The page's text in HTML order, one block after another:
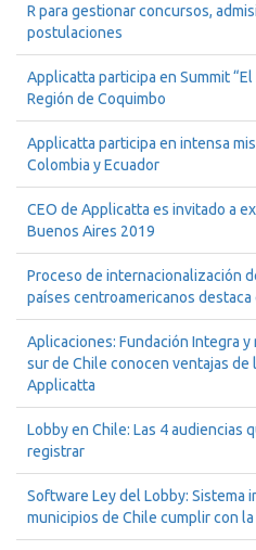
R para gestionar concursos,
postulaciones
Applicatta participa en Summit
Región de Coquimbo
Applicatta participa en intensa
Colombia y Ecuador
CEO de Applicatta es invitado a
Buenos Aires 2019
Proceso de internacionalización
países centroamericanos
Aplicaciones: Fundación Integra
sur de Chile conocen ventajas
Applicatta
Lobby en Chile: Las 4 audiencias
registrar
Software Ley del Lobby: Sistema
municipios de Chile cumplir con